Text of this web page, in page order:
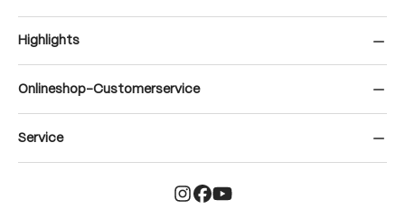
Highlights
Onlineshop-Customerservice
Service